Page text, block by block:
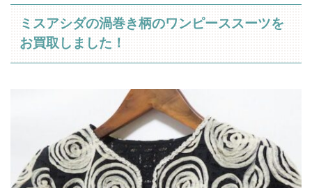
ミスアシダの渦巻き柄のワンピーススーツを
お買取しました！